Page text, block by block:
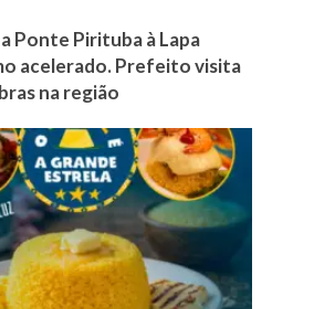
Ponte Pirituba à Lapa
acelerado. Prefeito visita
na região